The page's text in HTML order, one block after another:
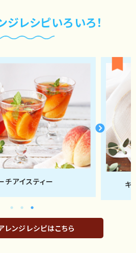
ジレシピいろいろ！
フルーツティーボール
レンジレシピはこちら